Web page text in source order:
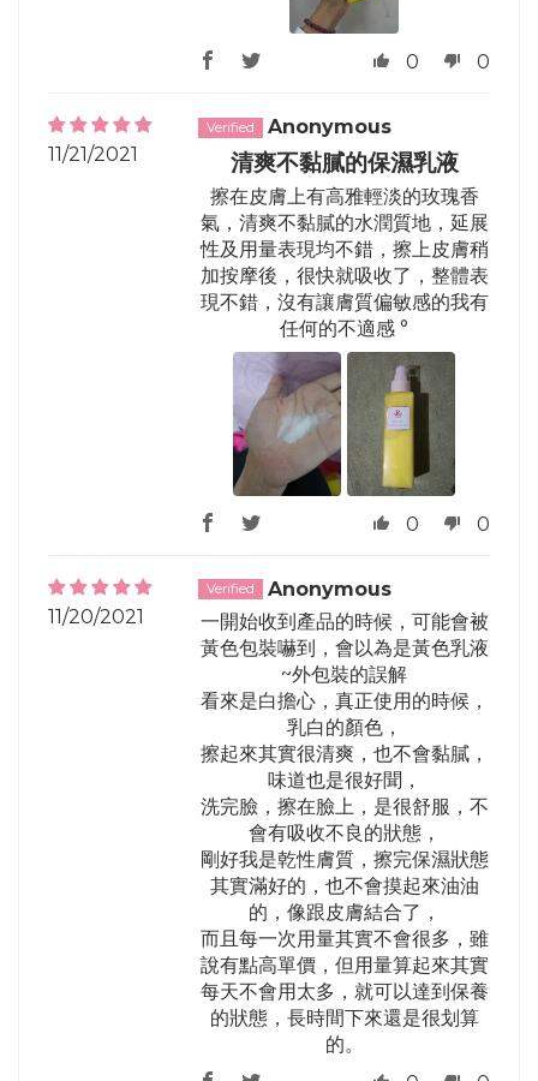
0 0
11/21/2021
Anonymous
清爽不黏膩的保濕乳液
擦在皮膚上有高雅輕淡的玫瑰香
氣，清爽不黏膩的水潤質地，延展
性及用量表現均不錯，擦上皮膚稍
加按摩後，很快就吸收了，整體表
現不錯，沒有讓膚質偏敏感的我有
任何的不適感 °
0 0
11/20/2021
Anonymous
一開始收到產品的時候，可能會被
黃色包裝嚇到，會以為是黃色乳液
~外包裝的誤解
看來是白擔心，真正使用的時候，
乳白的顏色，
擦起來其實很清爽，也不會黏膩，
味道也是很好聞，
洗完臉，擦在臉上，是很舒服，不
會有吸收不良的狀態，
剛好我是乾性膚質，擦完保濕狀態
其實滿好的，也不會摸起來油油
的，像跟皮膚結合了，
而且每一次用量其實不會很多，雖
說有點高單價，但用量算起來其實
每天不會用太多，就可以達到保養
的狀態，長時間下來還是很划算
的。